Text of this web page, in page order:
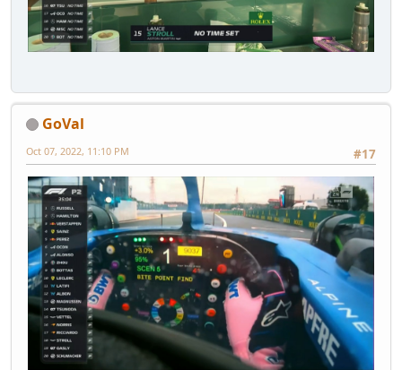
GoVal
#17
Oct 07, 2022, 11:10 PM